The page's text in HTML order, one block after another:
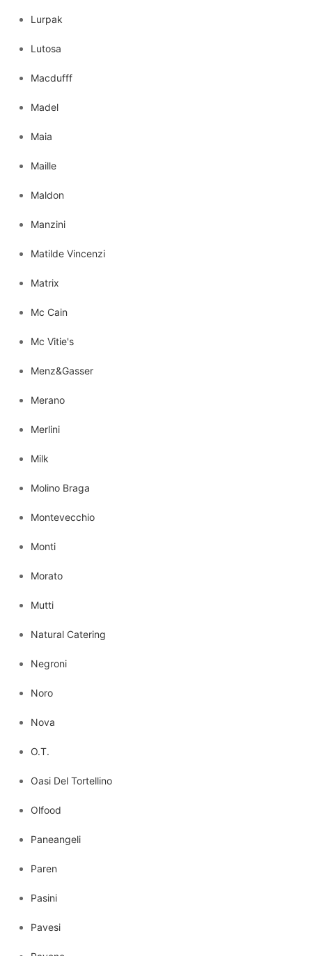
Lurpak
Lutosa
Macdufff
Madel
Maia
Maille
Maldon
Manzini
Matilde Vincenzi
Matrix
Mc Cain
Mc Vitie's
Menz&Gasser
Merano
Merlini
Milk
Molino Braga
Montevecchio
Monti
Morato
Mutti
Natural Catering
Negroni
Noro
Nova
O.T.
Oasi Del Tortellino
Olfood
Paneangeli
Paren
Pasini
Pavesi